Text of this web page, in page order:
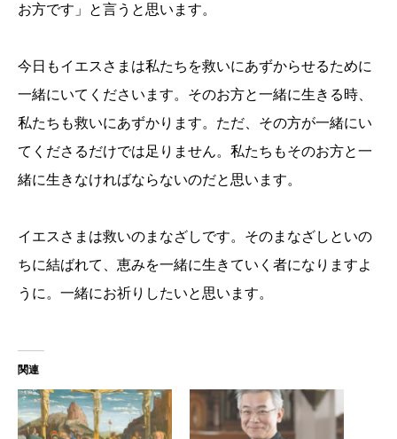
お方です」と言うと思います。
今日もイエスさまは私たちを救いにあずからせるために
一緒にいてくださいます。そのお方と一緒に生きる時、
私たちも救いにあずかります。ただ、その方が一緒にい
てくださるだけでは足りません。私たちもそのお方と一
緒に生きなければならないのだと思います。
イエスさまは救いのまなざしです。そのまなざしといの
ちに結ばれて、恵みを一緒に生きていく者になりますよ
うに。一緒にお祈りしたいと思います。
関連